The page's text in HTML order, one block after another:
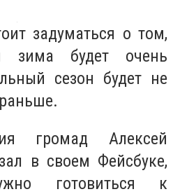
задуматься о том,
зима будет очень
сезон будет не
громад Алексей
в своем Фейсбуке,
готовиться к